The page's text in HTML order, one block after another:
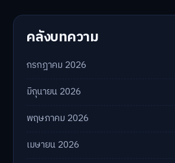
คลังบทความ
กรกฎาคม 2026
มิถุนายน 2026
พฤษภาคม 2026
เมษายน 2026